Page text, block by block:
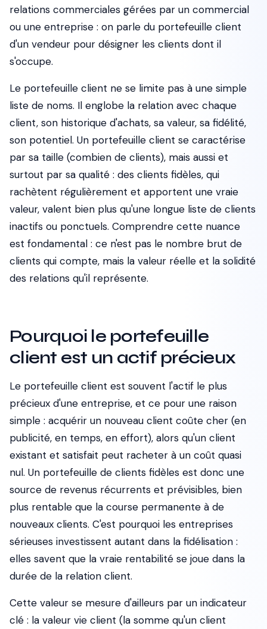
relations commerciales gérées par un commercial
ou une entreprise : on parle du portefeuille client
d'un vendeur pour désigner les clients dont il
s'occupe.
Le portefeuille client ne se limite pas à une simple
liste de noms. Il englobe la relation avec chaque
client, son historique d'achats, sa valeur, sa fidélité,
son potentiel. Un portefeuille client se caractérise
par sa taille (combien de clients), mais aussi et
surtout par sa qualité : des clients fidèles, qui
rachètent régulièrement et apportent une vraie
valeur, valent bien plus qu'une longue liste de clients
inactifs ou ponctuels. Comprendre cette nuance
est fondamental : ce n'est pas le nombre brut de
clients qui compte, mais la valeur réelle et la solidité
des relations qu'il représente.
Pourquoi le portefeuille
client est un actif précieux
Le portefeuille client est souvent l'actif le plus
précieux d'une entreprise, et ce pour une raison
simple : acquérir un nouveau client coûte cher (en
publicité, en temps, en effort), alors qu'un client
existant et satisfait peut racheter à un coût quasi
nul. Un portefeuille de clients fidèles est donc une
source de revenus récurrents et prévisibles, bien
plus rentable que la course permanente à de
nouveaux clients. C'est pourquoi les entreprises
sérieuses investissent autant dans la fidélisation :
elles savent que la vraie rentabilité se joue dans la
durée de la relation client.
Cette valeur se mesure d'ailleurs par un indicateur
clé : la valeur vie client (la somme qu'un client